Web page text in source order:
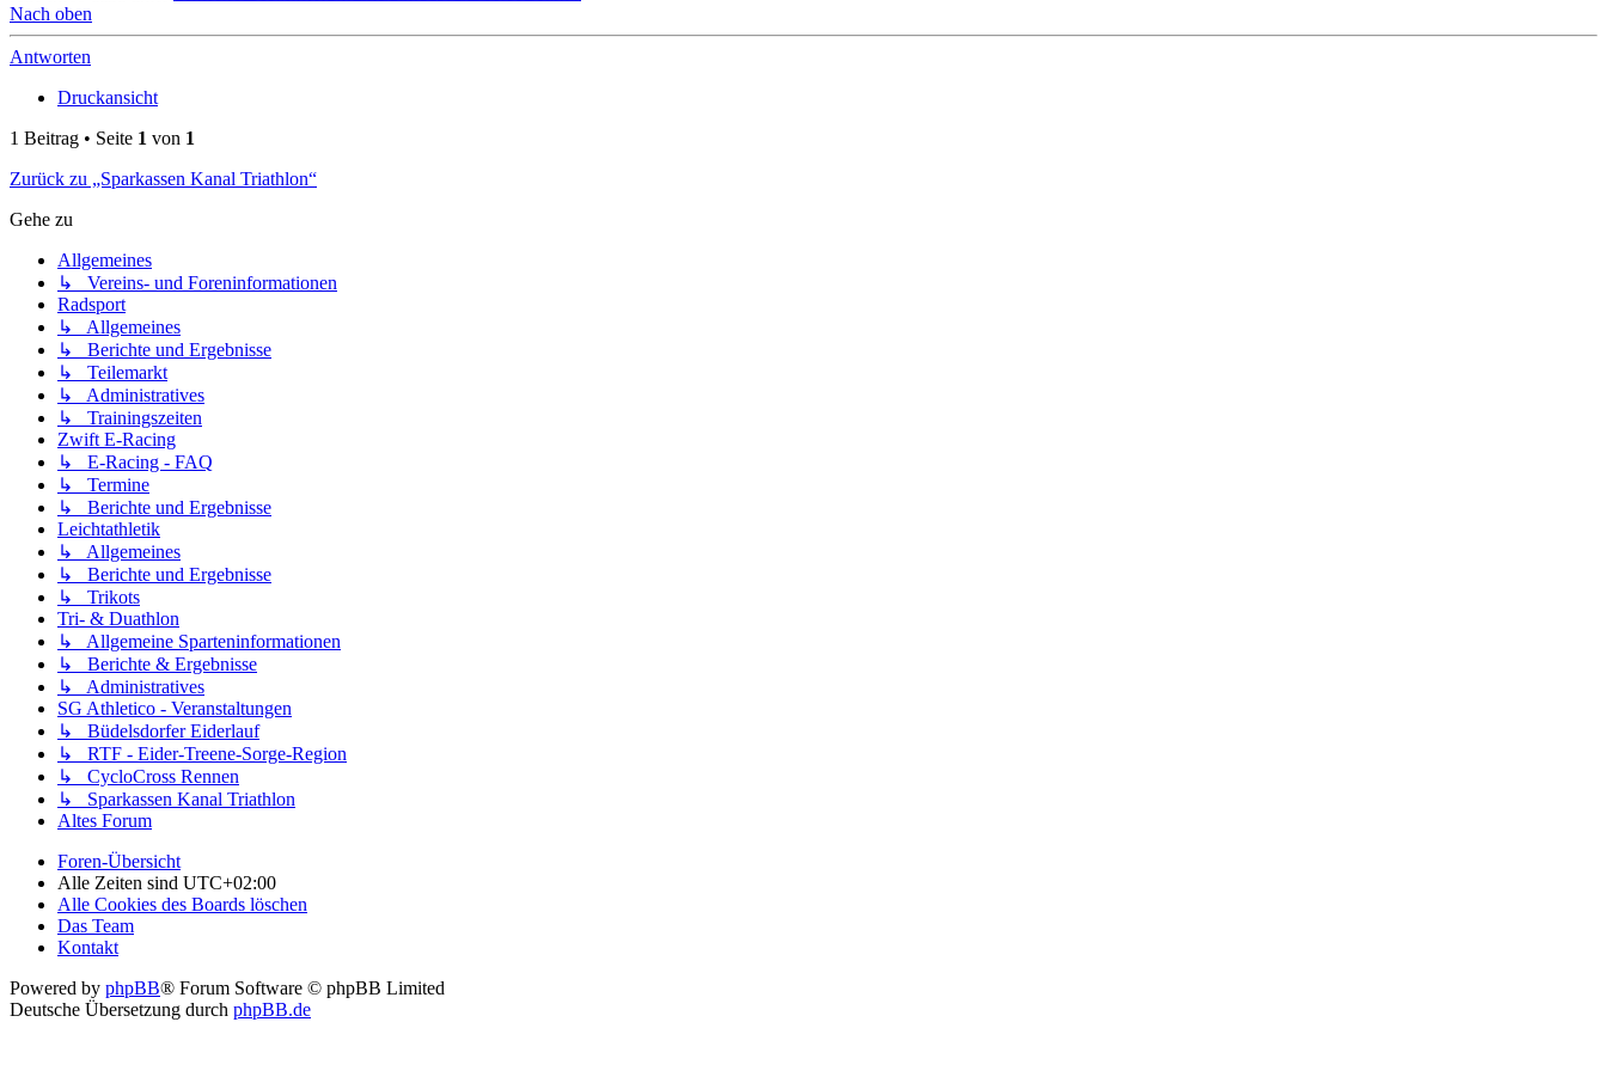
Nach oben
Antworten
Druckansicht
1 Beitrag • Seite 1 von 1
Zurück zu „Sparkassen Kanal Triathlon“
Gehe zu
Allgemeines
↳ Vereins- und Foreninformationen
Radsport
↳ Allgemeines
↳ Berichte und Ergebnisse
↳ Teilemarkt
↳ Administratives
↳ Trainingszeiten
Zwift E-Racing
↳ E-Racing - FAQ
↳ Termine
↳ Berichte und Ergebnisse
Leichtathletik
↳ Allgemeines
↳ Berichte und Ergebnisse
↳ Trikots
Tri- & Duathlon
↳ Allgemeine Sparteninformationen
↳ Berichte & Ergebnisse
↳ Administratives
SG Athletico - Veranstaltungen
↳ Büdelsdorfer Eiderlauf
↳ RTF - Eider-Treene-Sorge-Region
↳ CycloCross Rennen
↳ Sparkassen Kanal Triathlon
Altes Forum
Foren-Übersicht
Alle Zeiten sind UTC+02:00
Alle Cookies des Boards löschen
Das Team
Kontakt
Powered by phpBB® Forum Software © phpBB Limited
Deutsche Übersetzung durch phpBB.de